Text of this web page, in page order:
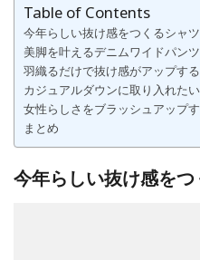
Table of Contents
今年らしい抜け感をつくるシャ
美脚を叶えるデニムワイドパンツ
羽織るだけで抜け感がアップす
カジュアルダウンに取り入れた
女性らしさをブラッシュアップ
まとめ
今年らしい抜け感を